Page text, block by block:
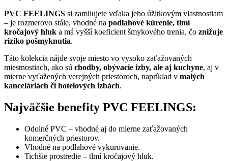
PVC FEELINGS si zamilujete vďaka jeho úžitkovým vlastnostiam
– je rozmerovo stále, vhodné na podlahové kúrenie, tlmí
kročajový hluk a má vyšší koeficient šmykového trenia, čo znižuje
riziko pošmyknutia.
Táto kolekcia nájde svoje miesto vo vysoko zaťažovaných
miestnostiach, ako sú chodby, obývacie izby, ale aj kuchyne, aj v
mierne vyťažených verejných priestoroch, napríklad v malých
kanceláriách či hotelových izbách.
Najväčšie benefity PVC FEELINGS:
Odolné PVC – vhodné aj do mierne zaťažovaných
komerčných priestorov.
Vhodné na podlahové vykurovanie.
Tichšie prostredie – tlmí kročajový hluk.